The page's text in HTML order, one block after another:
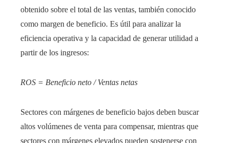
obtenido sobre el total de las ventas, también conocido
como margen de beneficio. Es útil para analizar la
eficiencia operativa y la capacidad de generar utilidad a
partir de los ingresos:
ROS = Beneficio neto / Ventas netas
Sectores con márgenes de beneficio bajos deben buscar
altos volúmenes de venta para compensar, mientras que
sectores con márgenes elevados pueden sostenerse con